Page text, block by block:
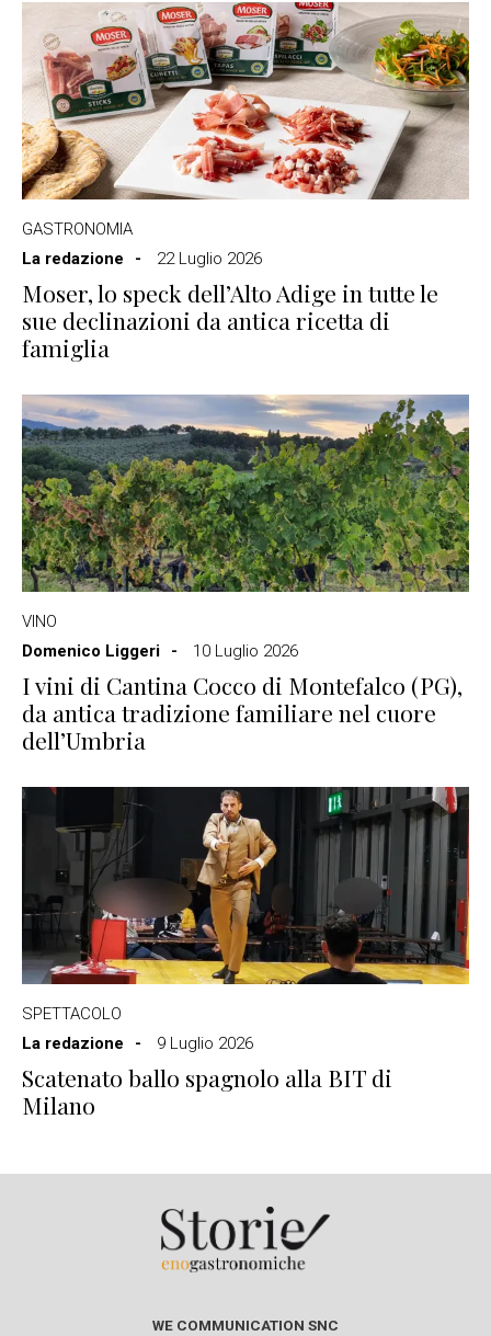
GASTRONOMIA
La redazione
22 Luglio 2026
Moser, lo speck dell’Alto Adige in tutte le
sue declinazioni da antica ricetta di
famiglia
VINO
Domenico Liggeri
10 Luglio 2026
I vini di Cantina Cocco di Montefalco (PG),
da antica tradizione familiare nel cuore
dell’Umbria
SPETTACOLO
La redazione
9 Luglio 2026
Scatenato ballo spagnolo alla BIT di
Milano
WE COMMUNICATION SNC